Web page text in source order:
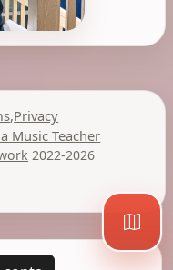
,Privacy
Music Teacher
2022-2026